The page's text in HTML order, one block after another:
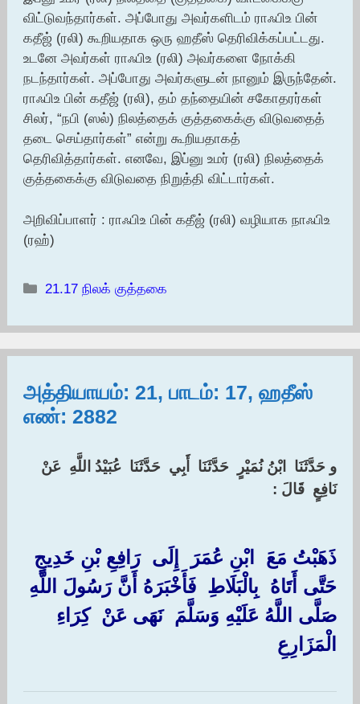
விட்டுவந்தார்கள். அப்போது அவர்களிடம் ராஃபிஉ பின்
கதீஜ் (ரலி) கூறியதாக ஒரு ஹதீஸ் தெரிவிக்கப்பட்டது.
உடனே அவர்கள் ராஃபிஉ (ரலி) அவர்களை நோக்கி
நடந்தார்கள். அப்போது அவர்களுடன் நானும் இருந்தேன்.
ராஃபிஉ பின் கதீஜ் (ரலி), தம் தந்தையின் சகோதரர்கள்
சிலர், “நபி (ஸல்) நிலத்தைக் குத்தகைக்கு விடுவதைத்
தடை செய்தார்கள்” என்று கூறியதாகத்
தெரிவித்தார்கள். எனவே, இப்னு உமர் (ரலி) நிலத்தைக்
குத்தகைக்கு விடுவதை நிறுத்தி விட்டார்கள்.
அறிவிப்பாளர் : ராஃபிஉ பின் கதீஜ் (ரலி) வழியாக நாஃபிஉ
(ரஹ்)
Categories
21.17 நிலக் குத்தகை
அத்தியாயம்: 21, பாடம்: 17, ஹதீஸ்
எண்: 2882
‏و حَدَّثَنَا ‏ ‏ابْنُ نُمَيْرٍ ‏ ‏حَدَّثَنَا ‏ ‏أَبِي ‏ ‏حَدَّثَنَا ‏ ‏عُبَيْدُ اللَّهِ ‏ ‏عَنْ ‏
‏نَافِعٍ ‏ ‏قَالَ : ‏
ذَهَبْتُ مَعَ ‏ ‏ابْنِ عُمَرَ ‏ ‏إِلَى ‏ ‏رَافِعِ بْنِ خَدِيجٍ ‏
‏حَتَّى أَتَاهُ ‏ ‏بِالْبَلَاطِ ‏ ‏فَأَخْبَرَهُ أَنَّ رَسُولَ اللَّهِ ‏
‏صَلَّى اللَّهُ عَلَيْهِ وَسَلَّمَ ‏ ‏نَهَى عَنْ ‏ ‏كِرَاءِ ‏
‏الْمَزَارِعِ ‏